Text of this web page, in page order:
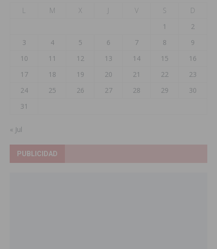
L
M X J V S
D
1
2
3
4 5 6 7 8
9
10
11 12 13 14 15
16
17
18 19 20 21 22
23
24
25 26 27 28 29
30
31
« Jul
PUBLICIDAD